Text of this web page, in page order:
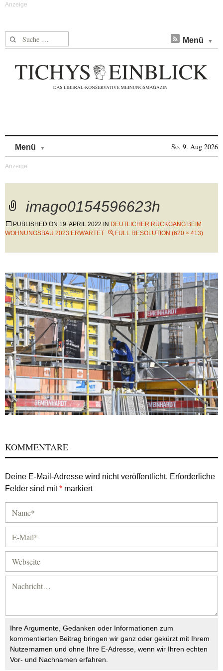
Suche nach: Menü
Menü So, 9. Aug 2026
imago0154596623h
PUBLISHED ON 19. APRIL 2022 IN DEUTLICHER RÜCKGANG BEIM
WOHNUNGSBAU 2023 ERWARTET
FULL RESOLUTION (620 × 413)
KOMMENTARE
Deine E-Mail-Adresse wird nicht veröffentlicht. Erforderliche
Felder sind mit* markiert
Ihre Argumente, Gedanken oder Informationen zum
kommentierten Beitrag bringen wir ganz oder gekürzt mit Ihrem
Nutzernamen und ohne Ihre E-Adresse, wenn wir Ihren echten
Vor- und Nachnamen erfahren.